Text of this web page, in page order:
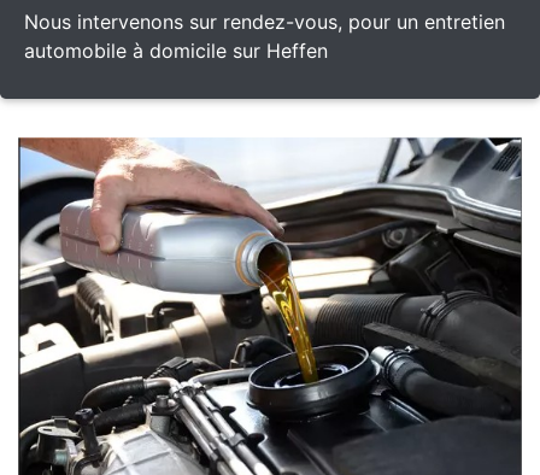
Nous intervenons sur rendez-vous, pour un entretien
automobile à domicile sur Heffen